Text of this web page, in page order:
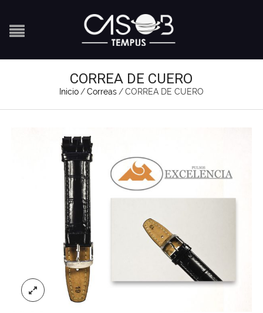
CORREA DE CUERO
Inicio /Correas /CORREA DE CUERO